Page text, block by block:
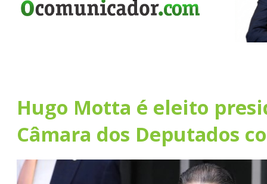
Hugo Motta é eleito
Câmara dos Deputados